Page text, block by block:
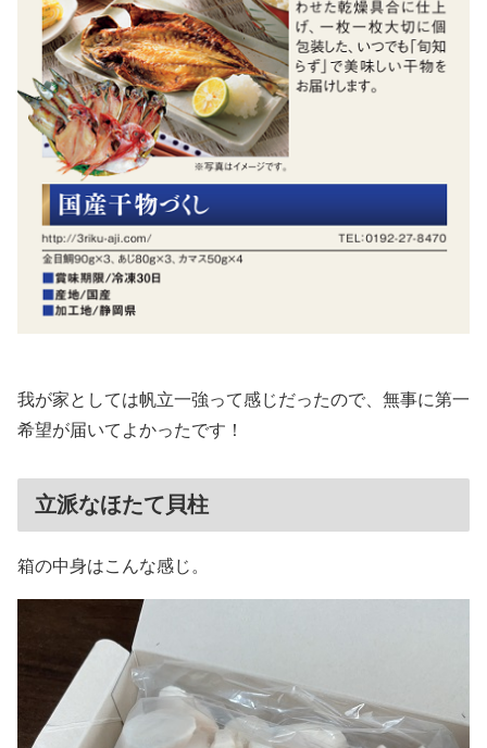
我が家としては帆立一強って感じだったので、無事に第一
希望が届いてよかったです！
立派なほたて貝柱
箱の中身はこんな感じ。